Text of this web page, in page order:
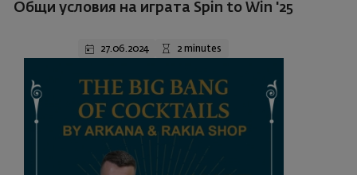
Общи условия на играта Spin to Win '25
27.06.2024 2 minutes